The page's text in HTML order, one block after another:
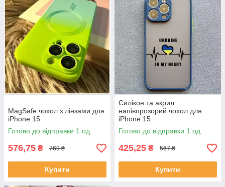
MagSafe чохол з лінзами для
iPhone 15
Готово до відправки 1 од.
576,75 ₴ 769 ₴
Купити
Силікон та акрил
напівпрозорий чохол для
iPhone 15
Готово до відправки 1 од.
425,25 ₴ 567 ₴
Купити